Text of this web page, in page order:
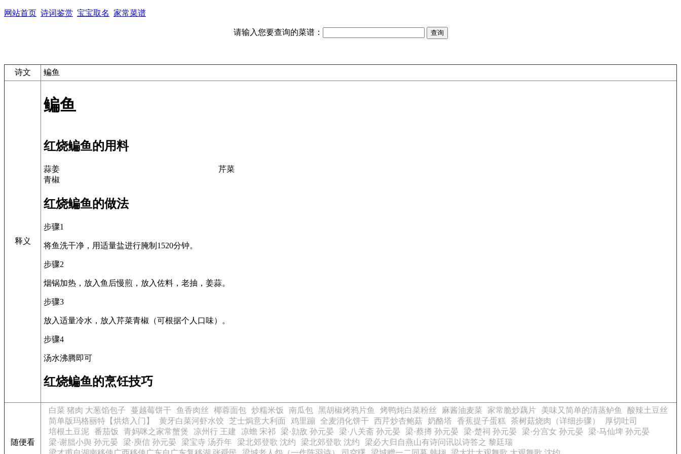
网站首页 诗词鉴赏 宝宝取名 家常菜谱
请输入您要查询的菜谱：
诗文 鳊鱼
释义
鳊鱼
红烧鳊鱼的用料
蒜姜
芹菜
青椒
红烧鳊鱼的做法
步骤1
将鱼洗干净，用适量盐进行腌制1520分钟。
步骤2
烟锅加热，放入鱼后慢煎，放入佐料，老抽，姜蒜。
步骤3
放入适量冷水，放入芹菜青椒（可根据个人口味）。
步骤4
汤水沸腾即可
红烧鳊鱼的烹饪技巧
随便看
白菜 猪肉 大葱馅包子 蔓越莓饼干 鱼香肉丝 椰蓉面包 炒糯米饭 南瓜包 黑胡椒烤鸦片鱼 烤鸭炖白菜粉丝 麻酱油麦菜 家常脆炒藕片 美味又简单的清蒸鲈鱼
酸辣土豆丝
简单版玛格丽特【烘焙入门】
黄牙白菜河虾水饺 芝士焗意大利面 鸡里蹦 全麦消化饼干 西芹炒杏鲍菇 奶酪塔 香蕉提子蛋糕 茶树菇烧肉（详细步骤）
厚切吐司
培根土豆泥
番茄饭 青妈咪之家常蟹煲 凉州行 王建 凉蟾 宋祁 梁·勍敌 孙元晏 梁·八关斋 孙元晏 梁·蔡撙 孙元晏 梁·楚祠 孙元晏 梁·分宫女 孙元晏
梁·马仙埤 孙元晏
梁·谢朏小舆 孙元晏
梁·庾信 孙元晏 梁宝寺 汤乔年 梁北郊登歌 沈约 梁北郊登歌 沈约
梁必大归自燕山有诗问讯以诗答之 黎廷瑞